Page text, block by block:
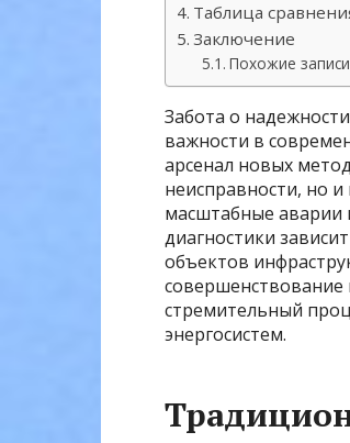
Таблица
Заключение
Похожие
Забота о
важности в
арсенал новых
неисправности, но
масштабные аварии
диагностики
объектов
совершенствование
стремительный
энергосистем.